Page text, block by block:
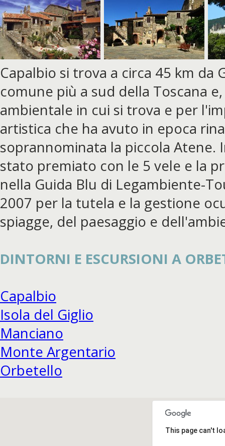
Capalbio si trova a circa 45 km da
comune più a sud della Toscana
ambientale in cui si trova e per
artistica che ha avuto in epoca
soprannominata la piccola Atene.
stato premiato con le 5 vele e la
nella Guida Blu di Legambiente-
2007 per la tutela e la gestione
spiagge, del paesaggio e
DINTORNI E ESCURSIONI A
Capalbio
Isola del Giglio
Manciano
Monte Argentario
Orbetello
This page can't